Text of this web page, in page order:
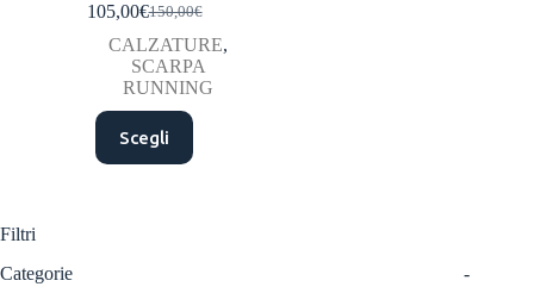
150,00€
Il
prezzo
originale
era:
150,00€.
105,00€Il
prezzo
attuale
è:
105,00€.
CALZATURE,
SCARPA
RUNNING
Scegli
Questo
prodotto
ha
Filtri
Categorie
-